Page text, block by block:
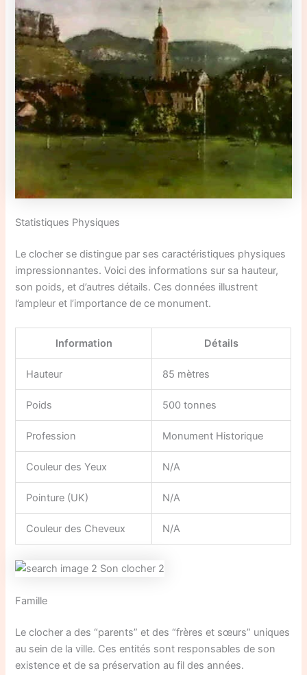
Statistiques Physiques
Le clocher se distingue par ses caractéristiques physiques
impressionnantes. Voici des informations sur sa hauteur,
son poids, et d’autres détails. Ces données illustrent
l’ampleur et l’importance de ce monument.
Information Détails
Hauteur 85 mètres
Poids 500 tonnes
Profession Monument Historique
Couleur des Yeux N/A
Pointure (UK) N/A
Couleur des Cheveux N/A
Famille
Le clocher a des “parents” et des “frères et sœurs” uniques
au sein de la ville. Ces entités sont responsables de son
existence et de sa préservation au fil des années.